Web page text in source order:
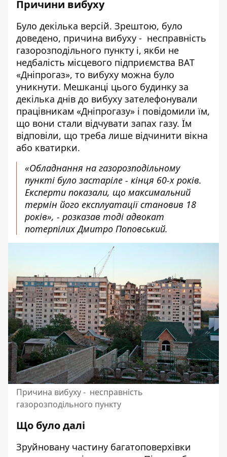
Причини вибуху
Було декілька версій. Зрештою, було
доведено, причина вибуху - несправність
газорозподільного пункту і, якби не
недбалість місцевого підприємства ВАТ
«Дніпрогаз», то вибуху можна було
уникнути. Мешканці цього будинку за
декілька днів до вибуху зателефонували
працівникам «Дніпрогазу» і повідомили їм,
що вони стали відчувати запах газу. Їм
відповіли, що треба лише відчинити вікна
або кватирки.
«Обладнання на газорозподільному
пункті було застаріле - кінця 60-х років.
Експерти показали, що максимальний
термін його експлуатації становив 18
років», - розказав тоді адвокат
потерпілих Дмитро Поповський.
Причина вибуху - несправність
газорозподільного пункту
Що було далі
Зруйновану частину багатоповерхівки